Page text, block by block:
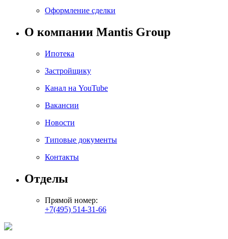
Оформление сделки
О компании Mantis Group
Ипотека
Застройщику
Канал на YouTube
Вакансии
Новости
Типовые документы
Контакты
Отделы
Прямой номер:
+7(495) 514-31-66